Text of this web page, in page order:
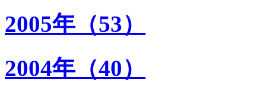
2005年（53）
2004年（40）